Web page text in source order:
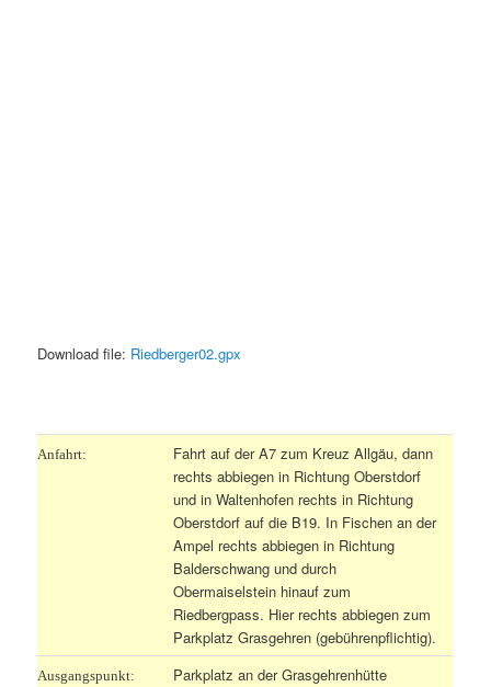
Download file: Riedberger02.gpx
Anfahrt:
Fahrt auf der A7 zum Kreuz Allgäu, dann
rechts abbiegen in Richtung Oberstdorf
und in Waltenhofen rechts in Richtung
Oberstdorf auf die B19. In Fischen an der
Ampel rechts abbiegen in Richtung
Balderschwang und durch
Obermaiselstein hinauf zum
Riedbergpass. Hier rechts abbiegen zum
Parkplatz Grasgehren (gebührenpflichtig).
Ausgangspunkt: Parkplatz an der Grasgehrenhütte